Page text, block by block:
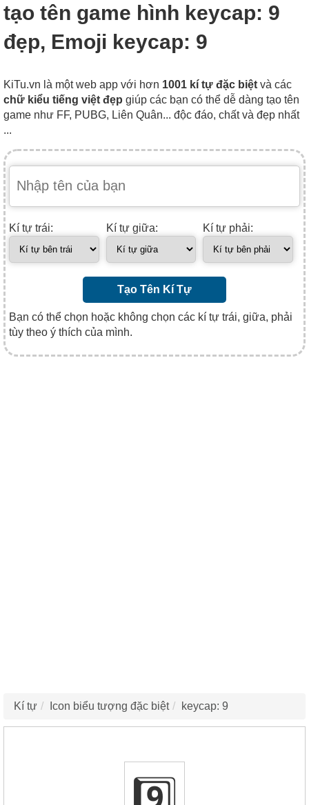
tạo tên game hình keycap: 9
đẹp, Emoji keycap: 9
KiTu.vn là một web app với hơn 1001 kí tự đặc biệt và các
chữ kiểu tiếng việt đẹp giúp các bạn có thể dễ dàng tạo tên
game như FF, PUBG, Liên Quân... độc đáo, chất và đẹp nhất
...
Kí tự trái: Kí tự giữa: Kí tự phải:
Tạo Tên Kí Tự
Bạn có thể chọn hoặc không chọn các kí tự trái, giữa, phải
tùy theo ý thích của mình.
Kí tự Icon biểu tượng đặc biệt keycap: 9